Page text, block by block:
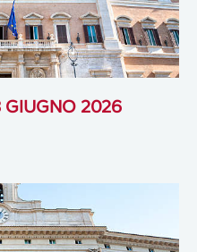
GIUGNO 2026